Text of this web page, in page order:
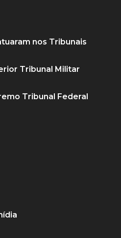
nos Tribunais
Tribunal Militar
Tribunal Federal